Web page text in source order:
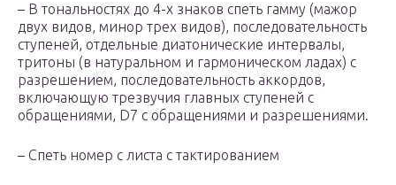
– В тональностях до 4-х знаков спеть гамму (мажор
двух видов, минор трех видов), последовательность
ступеней, отдельные диатонические интервалы,
тритоны (в натуральном и гармоническом ладах) с
разрешением, последовательность аккордов,
включающую трезвучия главных ступеней с
обращениями, D7 с обращениями и разрешениями.
– Спеть номер с листа с тактированием